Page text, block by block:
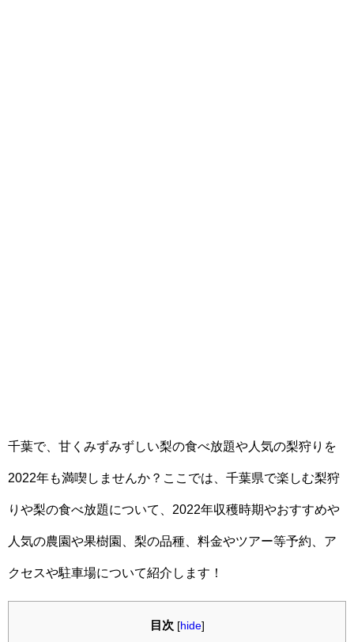
千葉で、甘くみずみずしい梨の食べ放題や人気の梨狩りを
2022年も満喫しませんか？ここでは、千葉県で楽しむ梨狩
りや梨の食べ放題について、2022年収穫時期やおすすめや
人気の農園や果樹園、梨の品種、料金やツアー等予約、ア
クセスや駐車場について紹介します！
目次 [hide]